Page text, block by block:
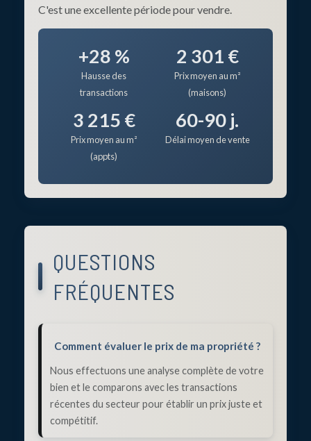
C'est une excellente période pour vendre.
+28 %
Hausse des
transactions
2 301 €
Prix moyen au m²
(maisons)
3 215 €
Prix moyen au m²
(appts)
60-90 j.
Délai moyen de vente
QUESTIONS
FRÉQUENTES
Comment évaluer le prix de ma propriété ?
Nous effectuons une analyse complète de votre
bien et le comparons avec les transactions
récentes du secteur pour établir un prix juste et
compétitif.